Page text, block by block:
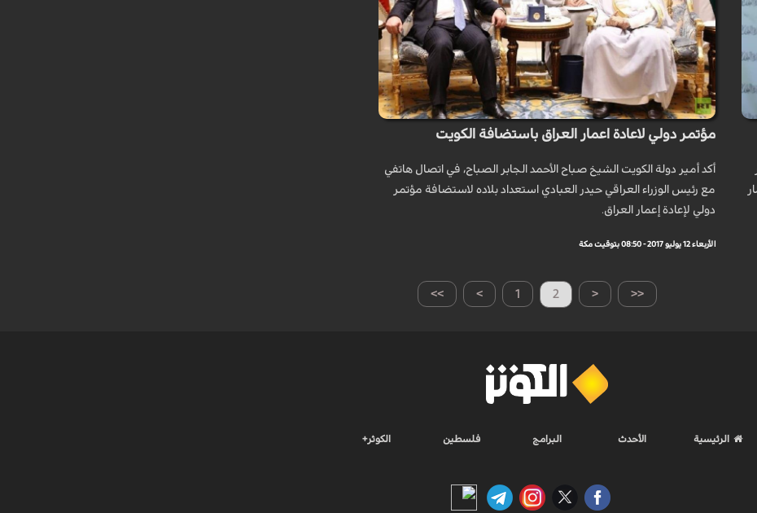
مؤتمر دولي لاعادة اعمار العراق باستضافة الكويت
أكد أمير دولة الكويت الشيخ صباح الأحمد الجابر الصباح، في اتصال هاتفي
مع رئيس الوزراء العراقي حيدر العبادي استعداد بلاده لاستضافة مؤتمر
دولي لإعادة إعمار العراق.
الأربعاء 12 يوليو 2017 - 08:50 بتوقيت مكة
>> > 1 2 < <<
الرئيسية الأحدث البرامج فلسطين الكوثر+